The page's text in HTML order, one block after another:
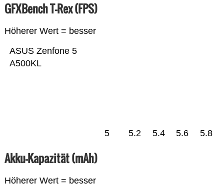
GFXBench T-Rex (FPS)
Höherer Wert = besser
ASUS Zenfone 5
A500KL
5 5.2 5.4 5.6 5.8
Akku-Kapazität (mAh)
Höherer Wert = besser